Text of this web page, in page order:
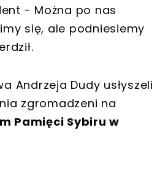
- Można po nas
się, ale podniesiemy
Andrzeja Dudy usłyszeli
zgromadzeni na
Pamięci Sybiru w